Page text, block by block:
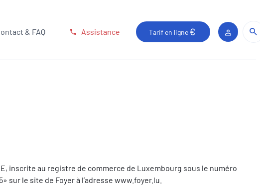
& FAQ Assistance Tarif en ligne
Espace
inscrite au registre de commerce de Luxembourg sous le numéro
le site de Foyer à l’adresse www.foyer.lu.